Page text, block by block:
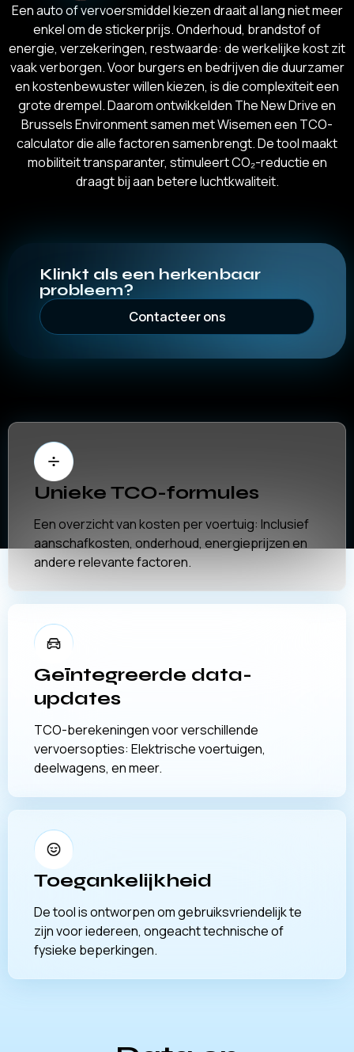
Een auto of vervoersmiddel kiezen draait al lang niet meer
enkel om de stickerprijs. Onderhoud, brandstof of
energie, verzekeringen, restwaarde: de werkelijke kost zit
vaak verborgen. Voor burgers en bedrijven die duurzamer
en kostenbewuster willen kiezen, is die complexiteit een
grote drempel. Daarom ontwikkelden The New Drive en
Brussels Environment samen met Wisemen een TCO-
calculator die alle factoren samenbrengt. De tool maakt
mobiliteit transparanter, stimuleert CO₂-reductie en
draagt bij aan betere luchtkwaliteit.
Klinkt als een herkenbaar
probleem?
Contacteer ons
Unieke TCO-formules
Een overzicht van kosten per voertuig: Inclusief
aanschafkosten, onderhoud, energieprijzen en
andere relevante factoren.
Geïntegreerde data-
updates
TCO-berekeningen voor verschillende
vervoersopties: Elektrische voertuigen,
deelwagens, en meer.
Toegankelijkheid
De tool is ontworpen om gebruiksvriendelijk te
zijn voor iedereen, ongeacht technische of
fysieke beperkingen.